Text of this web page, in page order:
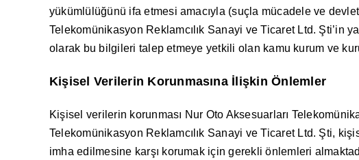
yükümlülüğünü ifa etmesi amacıyla (suçla mücadele ve
Telekomünikasyon Reklamcılık Sanayi ve Ticaret Ltd.
olarak bu bilgileri talep etmeye yetkili olan kamu kurum ve
Kişisel Verilerin Korunmasına İlişkin Önlemler
Kişisel verilerin korunması Nur Oto Aksesuarları
Telekomünikasyon Reklamcılık Sanayi ve Ticaret Ltd. Şti,
imha edilmesine karşı korumak için gerekli önlemleri